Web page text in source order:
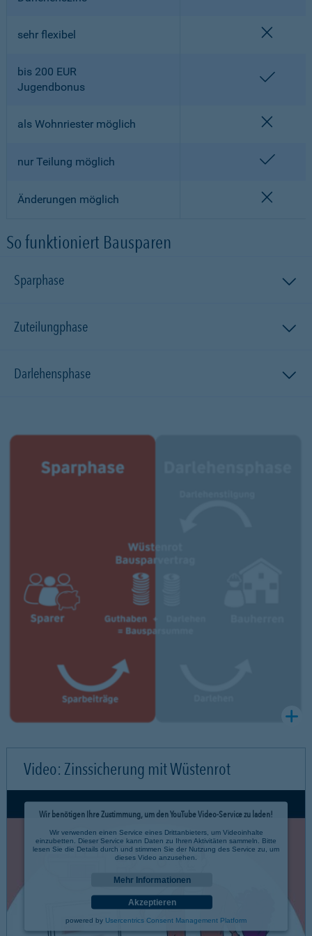
sehr flexibel
bis 200 EUR
Jugendbonus
als Wohnriester möglich
nur Teilung möglich
Änderungen möglich
So funktioniert Bausparen
Sparphase
Zuteilungphase
Darlehensphase
Video: Zinssicherung mit Wüstenrot
Wir benötigen Ihre Zustimmung, um den YouTube Video-Service zu laden!
Wir verwenden einen Service eines Drittanbieters, um Videoinhalte
einzubetten. Dieser Service kann Daten zu Ihren Aktivitäten sammeln. Bitte
lesen Sie die Details durch und stimmen Sie der Nutzung des Service zu, um
dieses Video anzusehen.
Mehr Informationen
Akzeptieren
powered by Usercentrics Consent Management Platform